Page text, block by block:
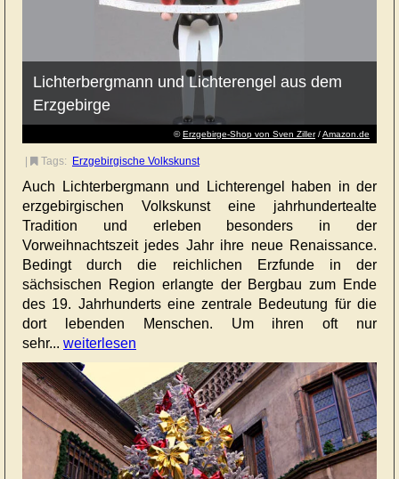
©Erzgebirge-Shop von Sven Ziller/Amazon.de
Lichterbergmann und Lichterengel aus dem
Erzgebirge
| Tags: Erzgebirgische Volkskunst
Auch Lichterbergmann und Lichterengel haben in der
erzgebirgischen Volkskunst eine jahrhundertealte
Tradition und erleben besonders in der
Vorweihnachtszeit jedes Jahr ihre neue Renaissance.
Bedingt durch die reichlichen Erzfunde in der
sächsischen Region erlangte der Bergbau zum Ende
des 19. Jahrhunderts eine zentrale Bedeutung für die
dort lebenden Menschen. Um ihren oft nur
sehr... weiterlesen